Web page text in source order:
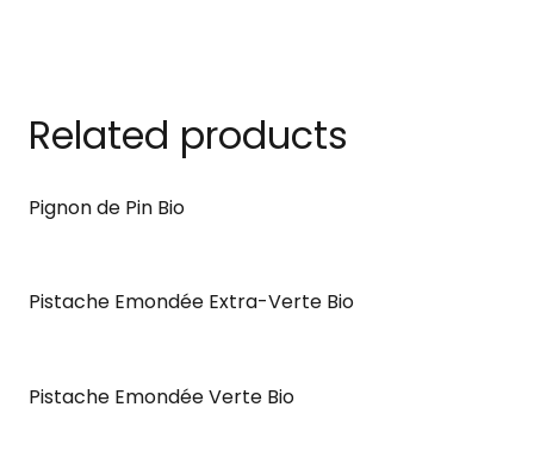
Related products
Pignon de Pin Bio
Pistache Emondée Extra-Verte Bio
Pistache Emondée Verte Bio